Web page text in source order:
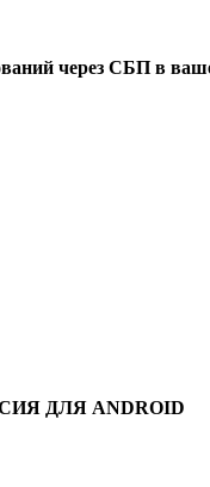
через СБП в
ДЛЯ ANDROID